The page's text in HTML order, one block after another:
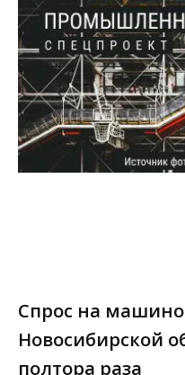
Спрос на
Новосибирской
полтора раза